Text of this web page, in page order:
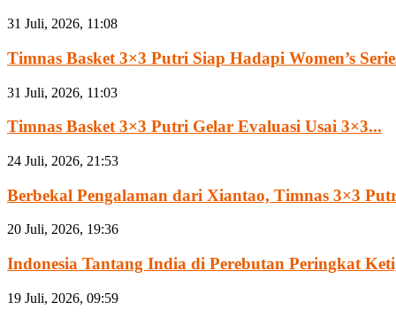
31 Juli, 2026, 11:08
Timnas Basket 3×3 Putri Siap Hadapi Women’s
31 Juli, 2026, 11:03
Timnas Basket 3×3 Putri Gelar Evaluasi Usai 3×3...
24 Juli, 2026, 21:53
Berbekal Pengalaman dari Xiantao, Timnas 3×3
20 Juli, 2026, 19:36
Indonesia Tantang India di Perebutan Peringkat
19 Juli, 2026, 09:59